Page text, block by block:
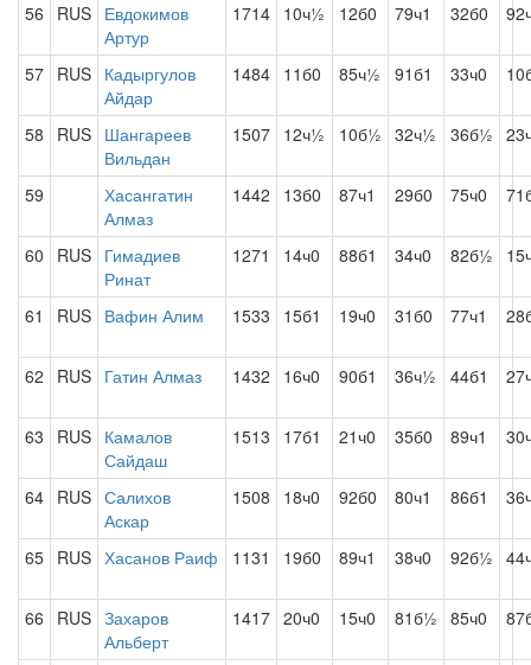
56 RUS Евдокимов
Артур
1714 10ч½ 12б0 79ч1 32б0
57 RUS Кадыргулов
Айдар
1484 11б0 85ч½ 91б1 33ч0
58 RUS Шангареев
Вильдан
1507 12ч½ 10б½ 32ч½ 36б½
59
Хасангатин
Алмаз
1442 13б0 87ч1 29б0 75ч0
60 RUS Гимадиев
Ринат
1271 14ч0 88б1 34ч0 82б½
61 RUS Вафин Алим 1533 15б1 19ч0 31б0 77ч1
62 RUS Гатин Алмаз 1432 16ч0 90б1 36ч½ 44б1
63 RUS Камалов
Сайдаш
1513 17б1 21ч0 35б0 89ч1
64 RUS Салихов
Аскар
1508 18ч0 92б0 80ч1 86б1
65 RUS Хасанов Раиф 1131 19б0 89ч1 38ч0 92б½
66 RUS Захаров
Альберт
1417 20ч0 15ч0 81б½ 85ч0